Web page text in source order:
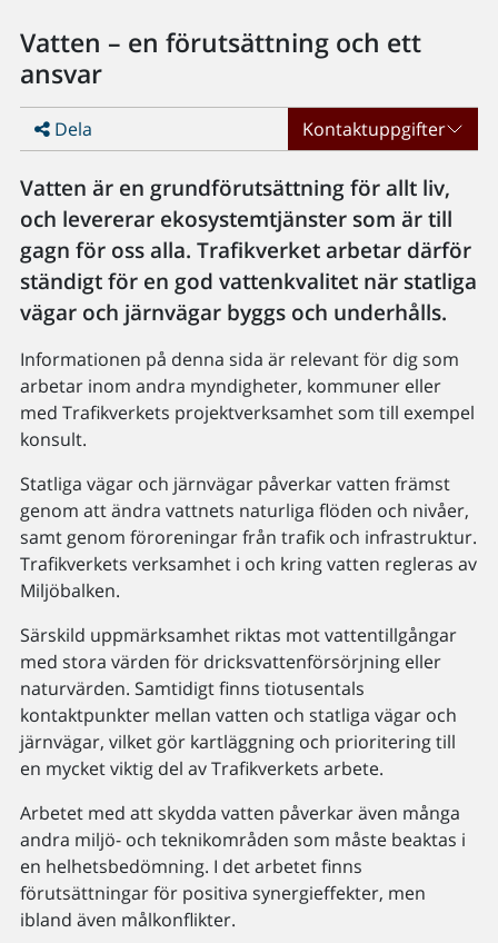
Vatten – en förutsättning och ett
ansvar
Dela Kontaktuppgifter
Vatten är en grundförutsättning för allt liv,
och levererar ekosystemtjänster som är till
gagn för oss alla. Trafikverket arbetar därför
ständigt för en god vattenkvalitet när statliga
vägar och järnvägar byggs och underhålls.
Informationen på denna sida är relevant för dig som
arbetar inom andra myndigheter, kommuner eller
med Trafikverkets projektverksamhet som till exempel
konsult.
Statliga vägar och järnvägar påverkar vatten främst
genom att ändra vattnets naturliga flöden och nivåer,
samt genom föroreningar från trafik och infrastruktur.
Trafikverkets verksamhet i och kring vatten regleras av
Miljöbalken.
Särskild uppmärksamhet riktas mot vattentillgångar
med stora värden för dricksvattenförsörjning eller
naturvärden. Samtidigt finns tiotusentals
kontaktpunkter mellan vatten och statliga vägar och
järnvägar, vilket gör kartläggning och prioritering till
en mycket viktig del av Trafikverkets arbete.
Arbetet med att skydda vatten påverkar även många
andra miljö- och teknikområden som måste beaktas i
en helhetsbedömning. I det arbetet finns
förutsättningar för positiva synergieffekter, men
ibland även målkonflikter.